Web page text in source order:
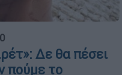
Δε θα πέσει
πούμε το